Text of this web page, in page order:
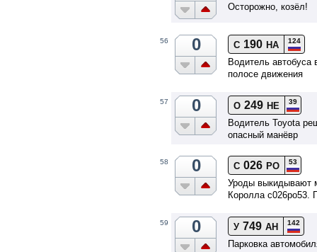
Осторожно, козёл!
56 0 С 190 НА 124
Водитель автобуса
полосе движения
57 0 О 249 НЕ 39
Водитель Toyota
опасный манёвр
58 0 С 026 РО 53
Уроды выкидывают
Королла с026ро53.
59 0 У 749 АН 142
Парковка